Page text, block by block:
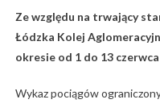
Ze względu na trwający
Łódzka Kolej
okresie od 1 do 13
Wykaz pociągów